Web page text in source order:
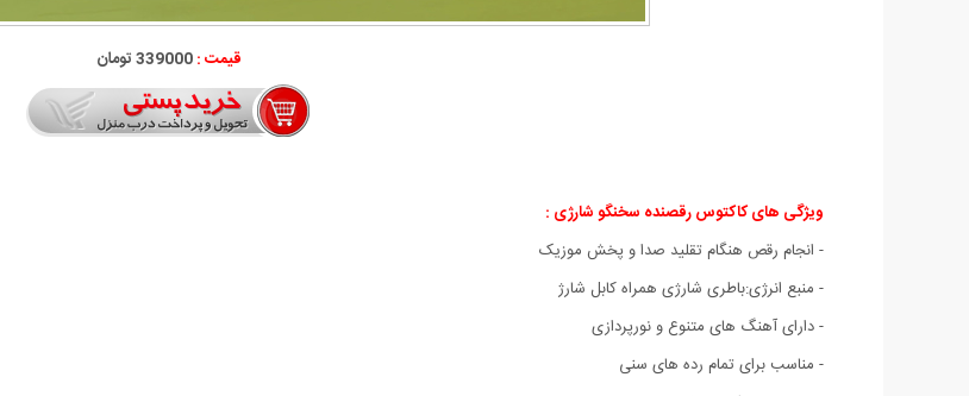
قیمت :339000 تومان
ویژگی های کاکتوس رقصنده سخنگو شارژی :
- انجام رقص هنگام تقلید صدا و پخش موزیک
- منبع انرژی:باطری شارژی همراه کابل شارژ
- دارای آهنگ های متنوع و نورپردازی
- مناسب برای تمام رده های سنی